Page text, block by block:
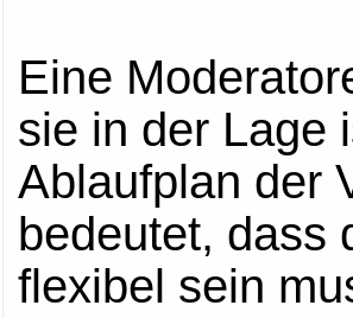
Eine
sie in der Lage
Ablaufplan der
bedeutet, dass
flexibel sein